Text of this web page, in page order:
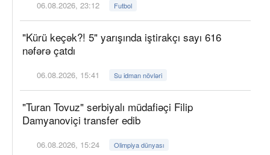
06.08.2026, 23:12 Futbol
"Kürü keçək?! 5" yarışında iştirakçı sayı 616
nəfərə çatdı
06.08.2026, 15:41 Su idman növləri
"Turan Tovuz" serbiyalı müdafiəçi Filip
Damyanoviçi transfer edib
06.08.2026, 15:24 Olimpiya dünyası